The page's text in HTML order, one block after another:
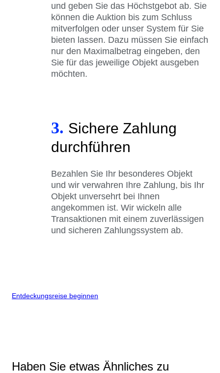
und geben Sie das Höchstgebot ab. Sie
können die Auktion bis zum Schluss
mitverfolgen oder unser System für Sie
bieten lassen. Dazu müssen Sie einfach
nur den Maximalbetrag eingeben, den
Sie für das jeweilige Objekt ausgeben
möchten.
3. Sichere Zahlung
durchführen
Bezahlen Sie Ihr besonderes Objekt
und wir verwahren Ihre Zahlung, bis Ihr
Objekt unversehrt bei Ihnen
angekommen ist. Wir wickeln alle
Transaktionen mit einem zuverlässigen
und sicheren Zahlungssystem ab.
Entdeckungsreise beginnen
Haben Sie etwas Ähnliches zu